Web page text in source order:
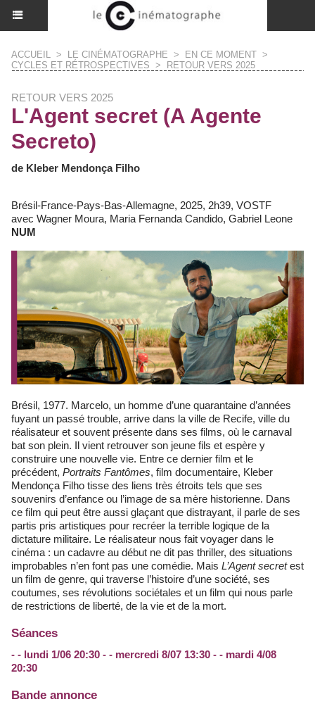
ACCUEIL > LE CINÉMATOGRAPHE > EN CE MOMENT >
CYCLES ET RÉTROSPECTIVES > RETOUR VERS 2025
RETOUR VERS 2025
L'Agent secret (A Agente
Secreto)
de Kleber Mendonça Filho
Brésil-France-Pays-Bas-Allemagne, 2025, 2h39, VOSTF
avec Wagner Moura, Maria Fernanda Candido, Gabriel Leone
NUM
Brésil, 1977. Marcelo, un homme d’une quarantaine d’années
fuyant un passé trouble, arrive dans la ville de Recife, ville du
réalisateur et souvent présente dans ses films, où le carnaval
bat son plein. Il vient retrouver son jeune fils et espère y
construire une nouvelle vie. Entre ce dernier film et le
précédent, Portraits Fantômes, film documentaire, Kleber
Mendonça Filho tisse des liens très étroits tels que ses
souvenirs d’enfance ou l’image de sa mère historienne. Dans
ce film qui peut être aussi glaçant que distrayant, il parle de ses
partis pris artistiques pour recréer la terrible logique de la
dictature militaire. Le réalisateur nous fait voyager dans le
cinéma : un cadavre au début ne dit pas thriller, des situations
improbables n’en font pas une comédie. Mais L’Agent secretest
un film de genre, qui traverse l’histoire d’une société, ses
coutumes, ses révolutions sociétales et un film qui nous parle
de restrictions de liberté, de la vie et de la mort.
Séances
- - lundi 1/06 20:30 - - mercredi 8/07 13:30 - - mardi 4/08
20:30
Bande annonce